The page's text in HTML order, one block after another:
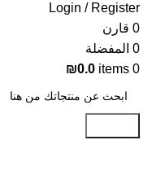
Login / Register
0 قارن
0 المفضلة
0
items
₪0.0